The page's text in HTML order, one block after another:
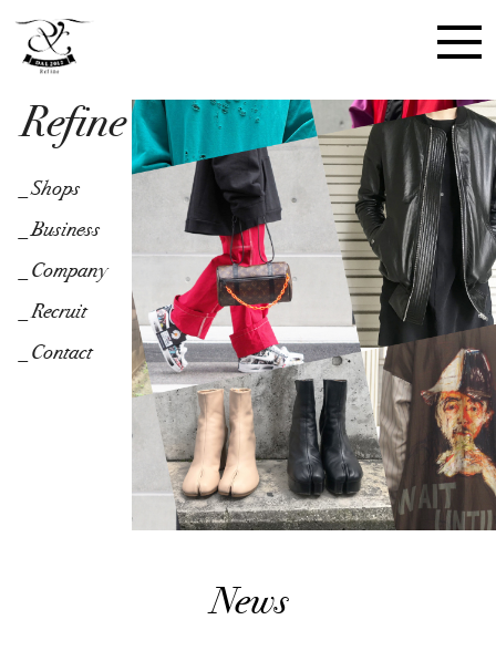
Refine
_Shops
_Business
_Company
_Recruit
_Contact
_Business
_Company
News